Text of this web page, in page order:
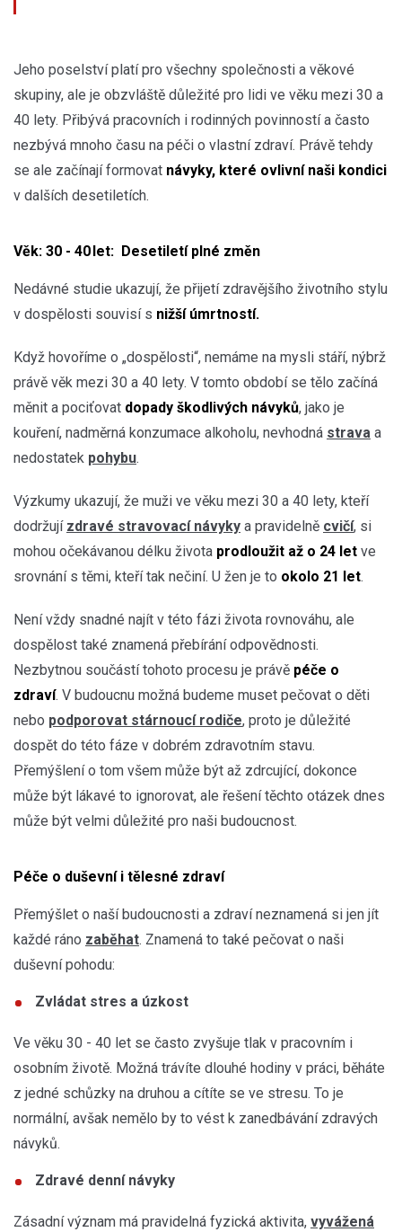
Jeho poselství platí pro všechny společnosti a věkové
skupiny, ale je obzvláště důležité pro lidi ve věku mezi 30 a
40 lety. Přibývá pracovních i rodinných povinností a často
nezbývá mnoho času na péči o vlastní zdraví. Právě tehdy
se ale začínají formovat návyky, které ovlivní naši kondici
v dalších desetiletích.
Věk: 30 - 40 let: Desetiletí plné změn
Nedávné studie ukazují, že přijetí zdravějšího životního stylu
v dospělosti souvisí s nižší úmrtností.
Když hovoříme o „dospělosti“, nemáme na mysli stáří, nýbrž
právě věk mezi 30 a 40 lety. V tomto období se tělo začíná
měnit a pociťovat dopady škodlivých návyků, jako je
kouření, nadměrná konzumace alkoholu, nevhodná strava a
nedostatek pohybu.
Výzkumy ukazují, že muži ve věku mezi 30 a 40 lety, kteří
dodržují zdravé stravovací návyky a pravidelně cvičí, si
mohou očekávanou délku života prodloužit až o 24 let ve
srovnání s těmi, kteří tak nečiní. U žen je to okolo 21 let.
Není vždy snadné najít v této fázi života rovnováhu, ale
dospělost také znamená přebírání odpovědnosti.
Nezbytnou součástí tohoto procesu je právě péče o
zdraví. V budoucnu možná budeme muset pečovat o děti
nebo podporovat stárnoucí rodiče, proto je důležité
dospět do této fáze v dobrém zdravotním stavu.
Přemýšlení o tom všem může být až zdrcující, dokonce
může být lákavé to ignorovat, ale řešení těchto otázek dnes
může být velmi důležité pro naši budoucnost.
Péče o duševní i tělesné zdraví
Přemýšlet o naší budoucnosti a zdraví neznamená si jen jít
každé ráno zaběhat. Znamená to také pečovat o naši
duševní pohodu:
Zvládat stres a úzkost
Ve věku 30 - 40 let se často zvyšuje tlak v pracovním i
osobním životě. Možná trávíte dlouhé hodiny v práci, běháte
z jedné schůzky na druhou a cítíte se ve stresu. To je
normální, avšak nemělo by to vést k zanedbávání zdravých
návyků.
Zdravé denní návyky
Zásadní význam má pravidelná fyzická aktivita, vyvážená